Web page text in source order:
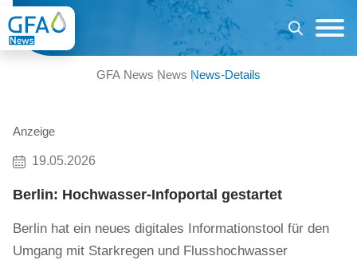
GFA News News News-Details
Anzeige
19.05.2026
Berlin: Hochwasser-Infoportal gestartet
Berlin hat ein neues digitales Informationstool für den
Umgang mit Starkregen und Flusshochwasser